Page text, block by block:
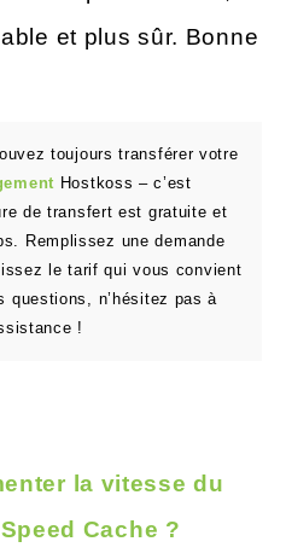
et plus sûr. Bonne
toujours transférer votre
Hostkoss – c’est
de transfert est gratuite et
Remplissez une demande
le tarif qui vous convient
n’hésitez pas à
!
la vitesse du
Cache ?